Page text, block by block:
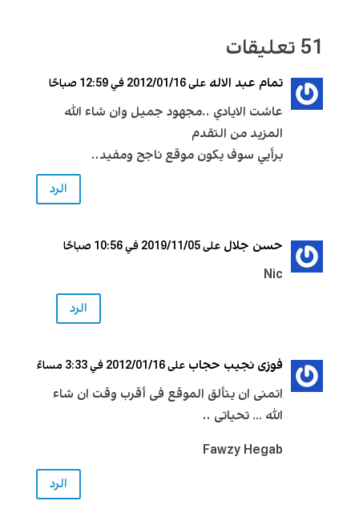
51 تعليقات
تمام عبد الاله على 2012/01/16 في 12:59 صباحًا
عاشت الايادي ..مجهود جميل وان شاء الله
المزيد من التقدم
برأيي سوف يكون موقع ناجح ومفيد..
الرد
حسن جلال على 2019/11/05 في 10:56 صباحًا
Nic
الرد
فوزى نجيب حجاب على 2012/01/16 في 3:33 مساءً
اتمنى ان يتألق الموقع فى أقرب وقت ان شاء
الله … تحياتى ..
Fawzy Hegab
الرد